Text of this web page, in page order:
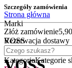
Szczegóły zamówienia
Złóż zamówienie5,90
Rezerwacja dostawy
Czego szukasz?
KategorieKategorie
Strona główna
Marki
VOSS